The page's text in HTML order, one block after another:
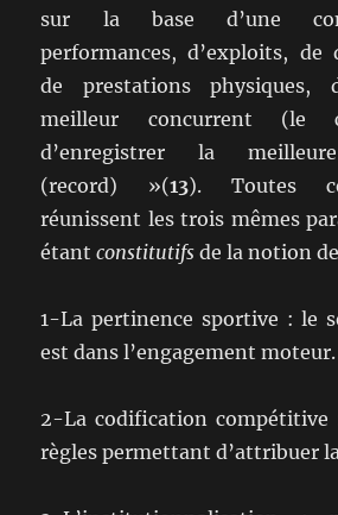
sur la base d’une
performances, d’exploits, de
de prestations physiques,
meilleur concurrent (le
d’enregistrer la
(record) »(13). Toutes
réunissent les trois mêmes
étantconstitutifs de la notion
1-La pertinence sportive : le
est dans l’engagement moteur.
2-La codification compétitive
règles permettant d’attribuer